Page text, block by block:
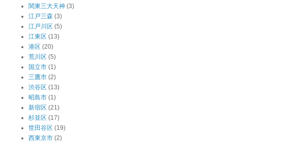
関東三大天神 (3)
江戸三森 (3)
江戸川区 (5)
江東区 (13)
港区 (20)
荒川区 (5)
国立市 (1)
三鷹市 (2)
渋谷区 (13)
昭島市 (1)
新宿区 (21)
杉並区 (17)
世田谷区 (19)
西東京市 (2)